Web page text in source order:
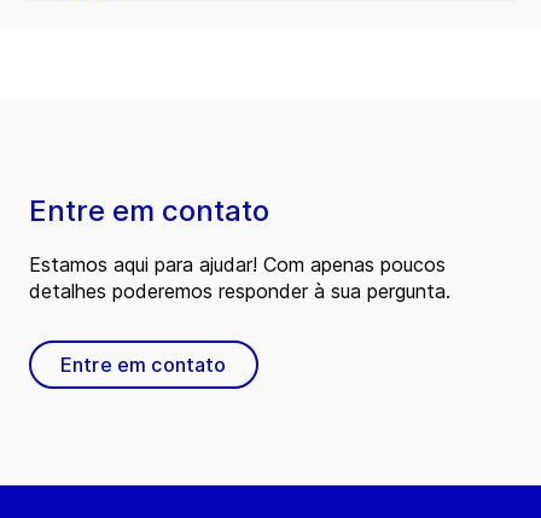
Entre em contato
Estamos aqui para ajudar! Com apenas poucos
detalhes poderemos responder à sua pergunta.
Entre em contato